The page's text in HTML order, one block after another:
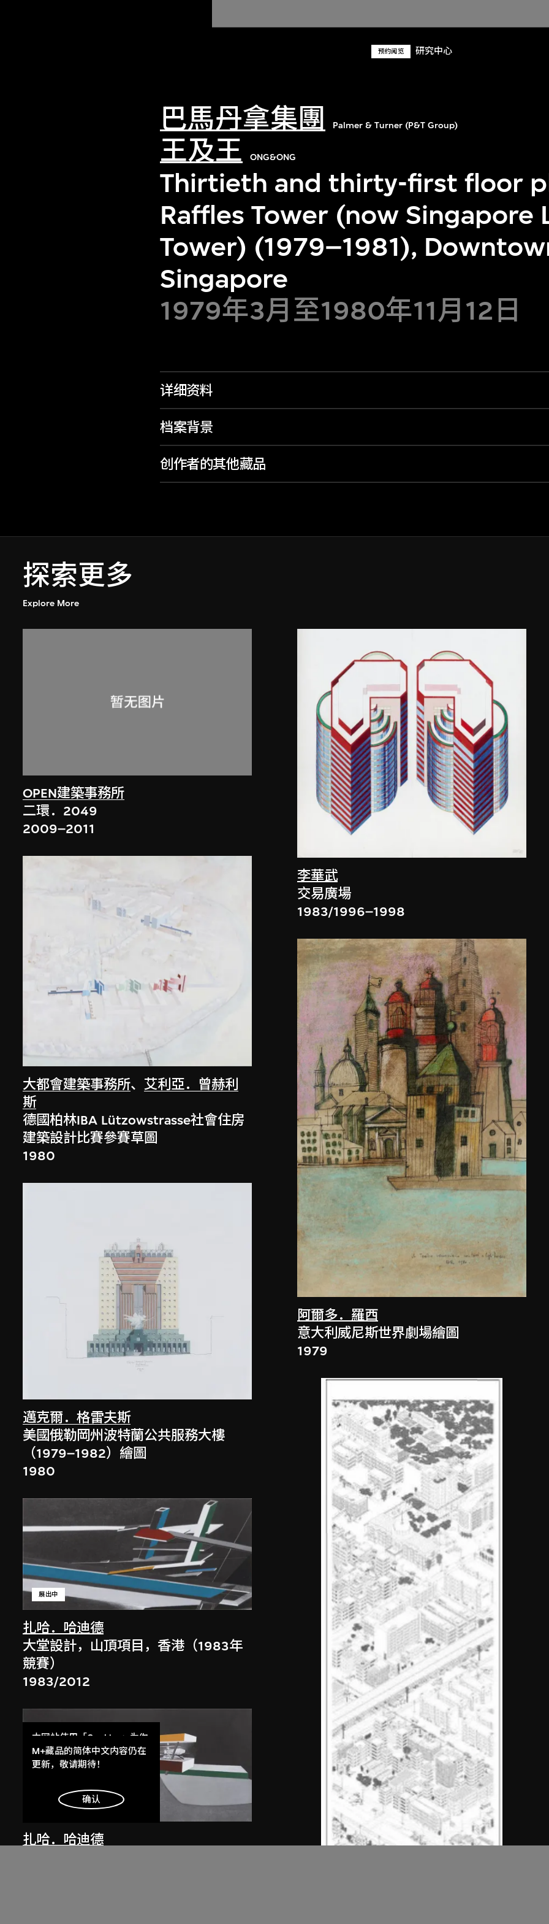
预约阅览 研究中心
巴馬丹拿集團 Palmer & Turner (P&T Group)
王及王 ONG&ONG
Thirtieth and thirty-first floor
Raffles Tower (now Singapore
Tower) (1979–1981),
Singapore
1979年3月至1980年11月12日
详细资料
档案背景
创作者的其他藏品
探索更多
Explore More
OPEN建築事務所
二環．2049
2009–2011
大都會建築事務所、艾利亞．曾赫利
斯
德國柏林IBA Lützowstrasse社會住房
建築設計比賽參賽草圖
1980
邁克爾．格雷夫斯
美國俄勒岡州波特蘭公共服務大樓
（1979–1982）繪圖
1980
扎哈．哈迪德
展出中
大堂設計，山頂項目，香港（1983年
競賽）
1983/2012
扎哈．哈迪德
李華武
交易廣場
1983/1996–1998
阿爾多．羅西
意大利威尼斯世界劇場繪圖
1979
本网站使用「Cookies」为你
提供最好的网站体验。
了解更多
明白
M+藏品的简体中文内容仍在
更新，敬请期待！
确认